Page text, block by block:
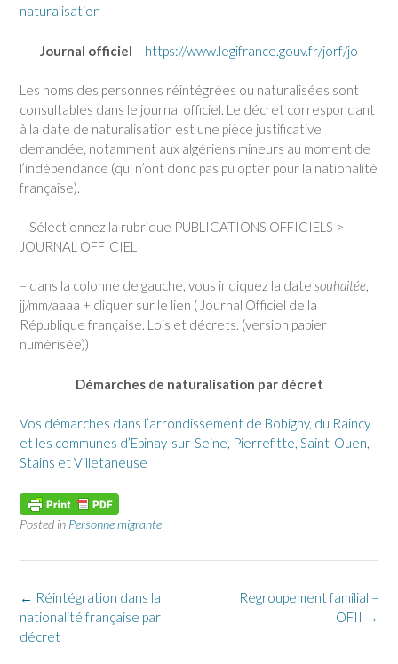
naturalisation
Journal officiel – https://www.legifrance.gouv.fr/jorf/jo
Les noms des personnes réintégrées ou naturalisées sont
consultables dans le journal officiel. Le décret correspondant
à la date de naturalisation est une pièce justificative
demandée, notamment aux algériens mineurs au moment de
l’indépendance (qui n’ont donc pas pu opter pour la nationalité
française).
– Sélectionnez la rubrique PUBLICATIONS OFFICIELS >
JOURNAL OFFICIEL
– dans la colonne de gauche, vous indiquez la date souhaitée,
jj/mm/aaaa + cliquer sur le lien ( Journal Officiel de la
République française. Lois et décrets. (version papier
numérisée))
Démarches de naturalisation par décret
Vos démarches dans l’arrondissement de Bobigny, du Raincy
et les communes d’Epinay-sur-Seine, Pierrefitte, Saint-Ouen,
Stains et Villetaneuse
Posted in Personne migrante
Post
navigation
Regroupement familial –
OFII →
← Réintégration dans la
nationalité française par
décret